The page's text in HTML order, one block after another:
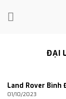
ĐẠI
Land Rover Bình
01/10/2023